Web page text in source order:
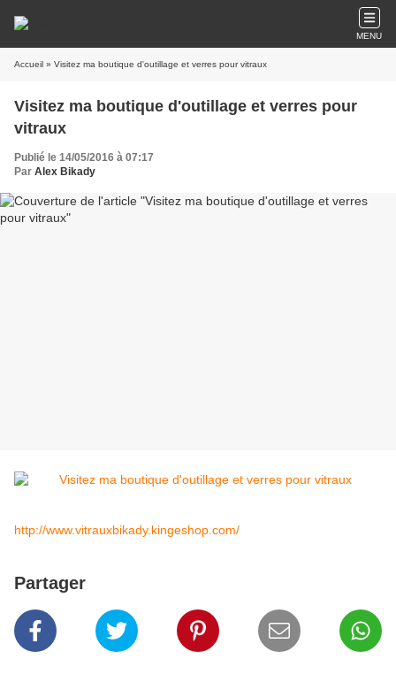
MENU
Accueil » Visitez ma boutique d'outillage et verres pour vitraux
Visitez ma boutique d'outillage et verres pour
vitraux
Publié le 14/05/2016 à 07:17
Par Alex Bikady
http://www.vitrauxbikady.kingeshop.com/
Partager